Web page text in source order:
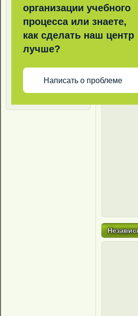
организации учебного
процесса или знаете,
как сделать наш центр
лучше?
Написать о проблеме
Мы в